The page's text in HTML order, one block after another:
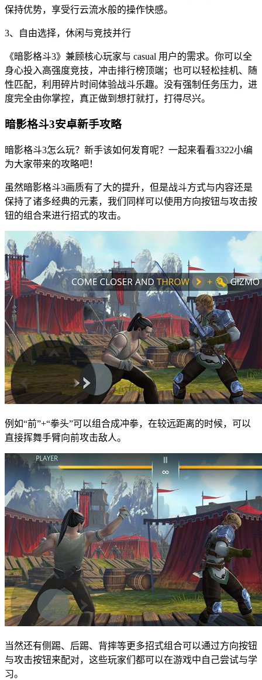
保持优势，享受行云流水般的操作快感。
3、自由选择，休闲与竞技并行
《暗影格斗3》兼顾核心玩家与 casual 用户的需求。你可以全
身心投入高强度竞技，冲击排行榜顶端；也可以轻松挂机、随
性匹配，利用碎片时间体验战斗乐趣。没有强制任务压力，进
度完全由你掌控，真正做到想打就打，打得尽兴。
暗影格斗3安卓新手攻略
暗影格斗3怎么玩？新手该如何发育呢？一起来看看3322小编
为大家带来的攻略吧！
虽然暗影格斗3画质有了大的提升，但是战斗方式与内容还是
保持了诸多经典的元素，我们同样可以使用方向按钮与攻击按
钮的组合来进行招式的攻击。
例如“前”+“拳头”可以组合成冲拳，在较远距离的时候，可以
直接挥舞手臂向前攻击敌人。
当然还有侧踢、后踢、背摔等更多招式组合可以通过方向按钮
与攻击按钮来配对，这些玩家们都可以在游戏中自己尝试与学
习。